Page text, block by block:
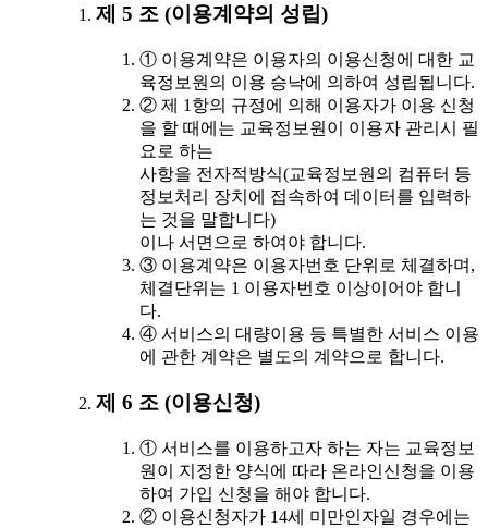
제 5 조 (이용계약의 성립)
① 이용계약은 이용자의 이용신청에 대한 교
육정보원의 이용 승낙에 의하여 성립됩니다.
② 제 1항의 규정에 의해 이용자가 이용 신청
을 할 때에는 교육정보원이 이용자 관리시 필
요로 하는
사항을 전자적방식(교육정보원의 컴퓨터 등
정보처리 장치에 접속하여 데이터를 입력하
는 것을 말합니다)
이나 서면으로 하여야 합니다.
③ 이용계약은 이용자번호 단위로 체결하며,
체결단위는 1 이용자번호 이상이어야 합니
다.
④ 서비스의 대량이용 등 특별한 서비스 이용
에 관한 계약은 별도의 계약으로 합니다.
제 6 조 (이용신청)
① 서비스를 이용하고자 하는 자는 교육정보
원이 지정한 양식에 따라 온라인신청을 이용
하여 가입 신청을 해야 합니다.
② 이용신청자가 14세 미만인자일 경우에는